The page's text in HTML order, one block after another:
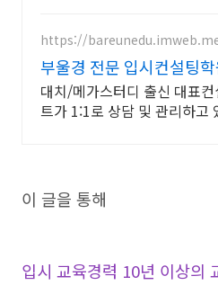
https://
부울경 전문 입시컨설팅학
대치/메가스터디 출신 대표컨
트가 1:1로 상담 및 관리하고
이 글을 통해
입시 교육경력 10년 이상의